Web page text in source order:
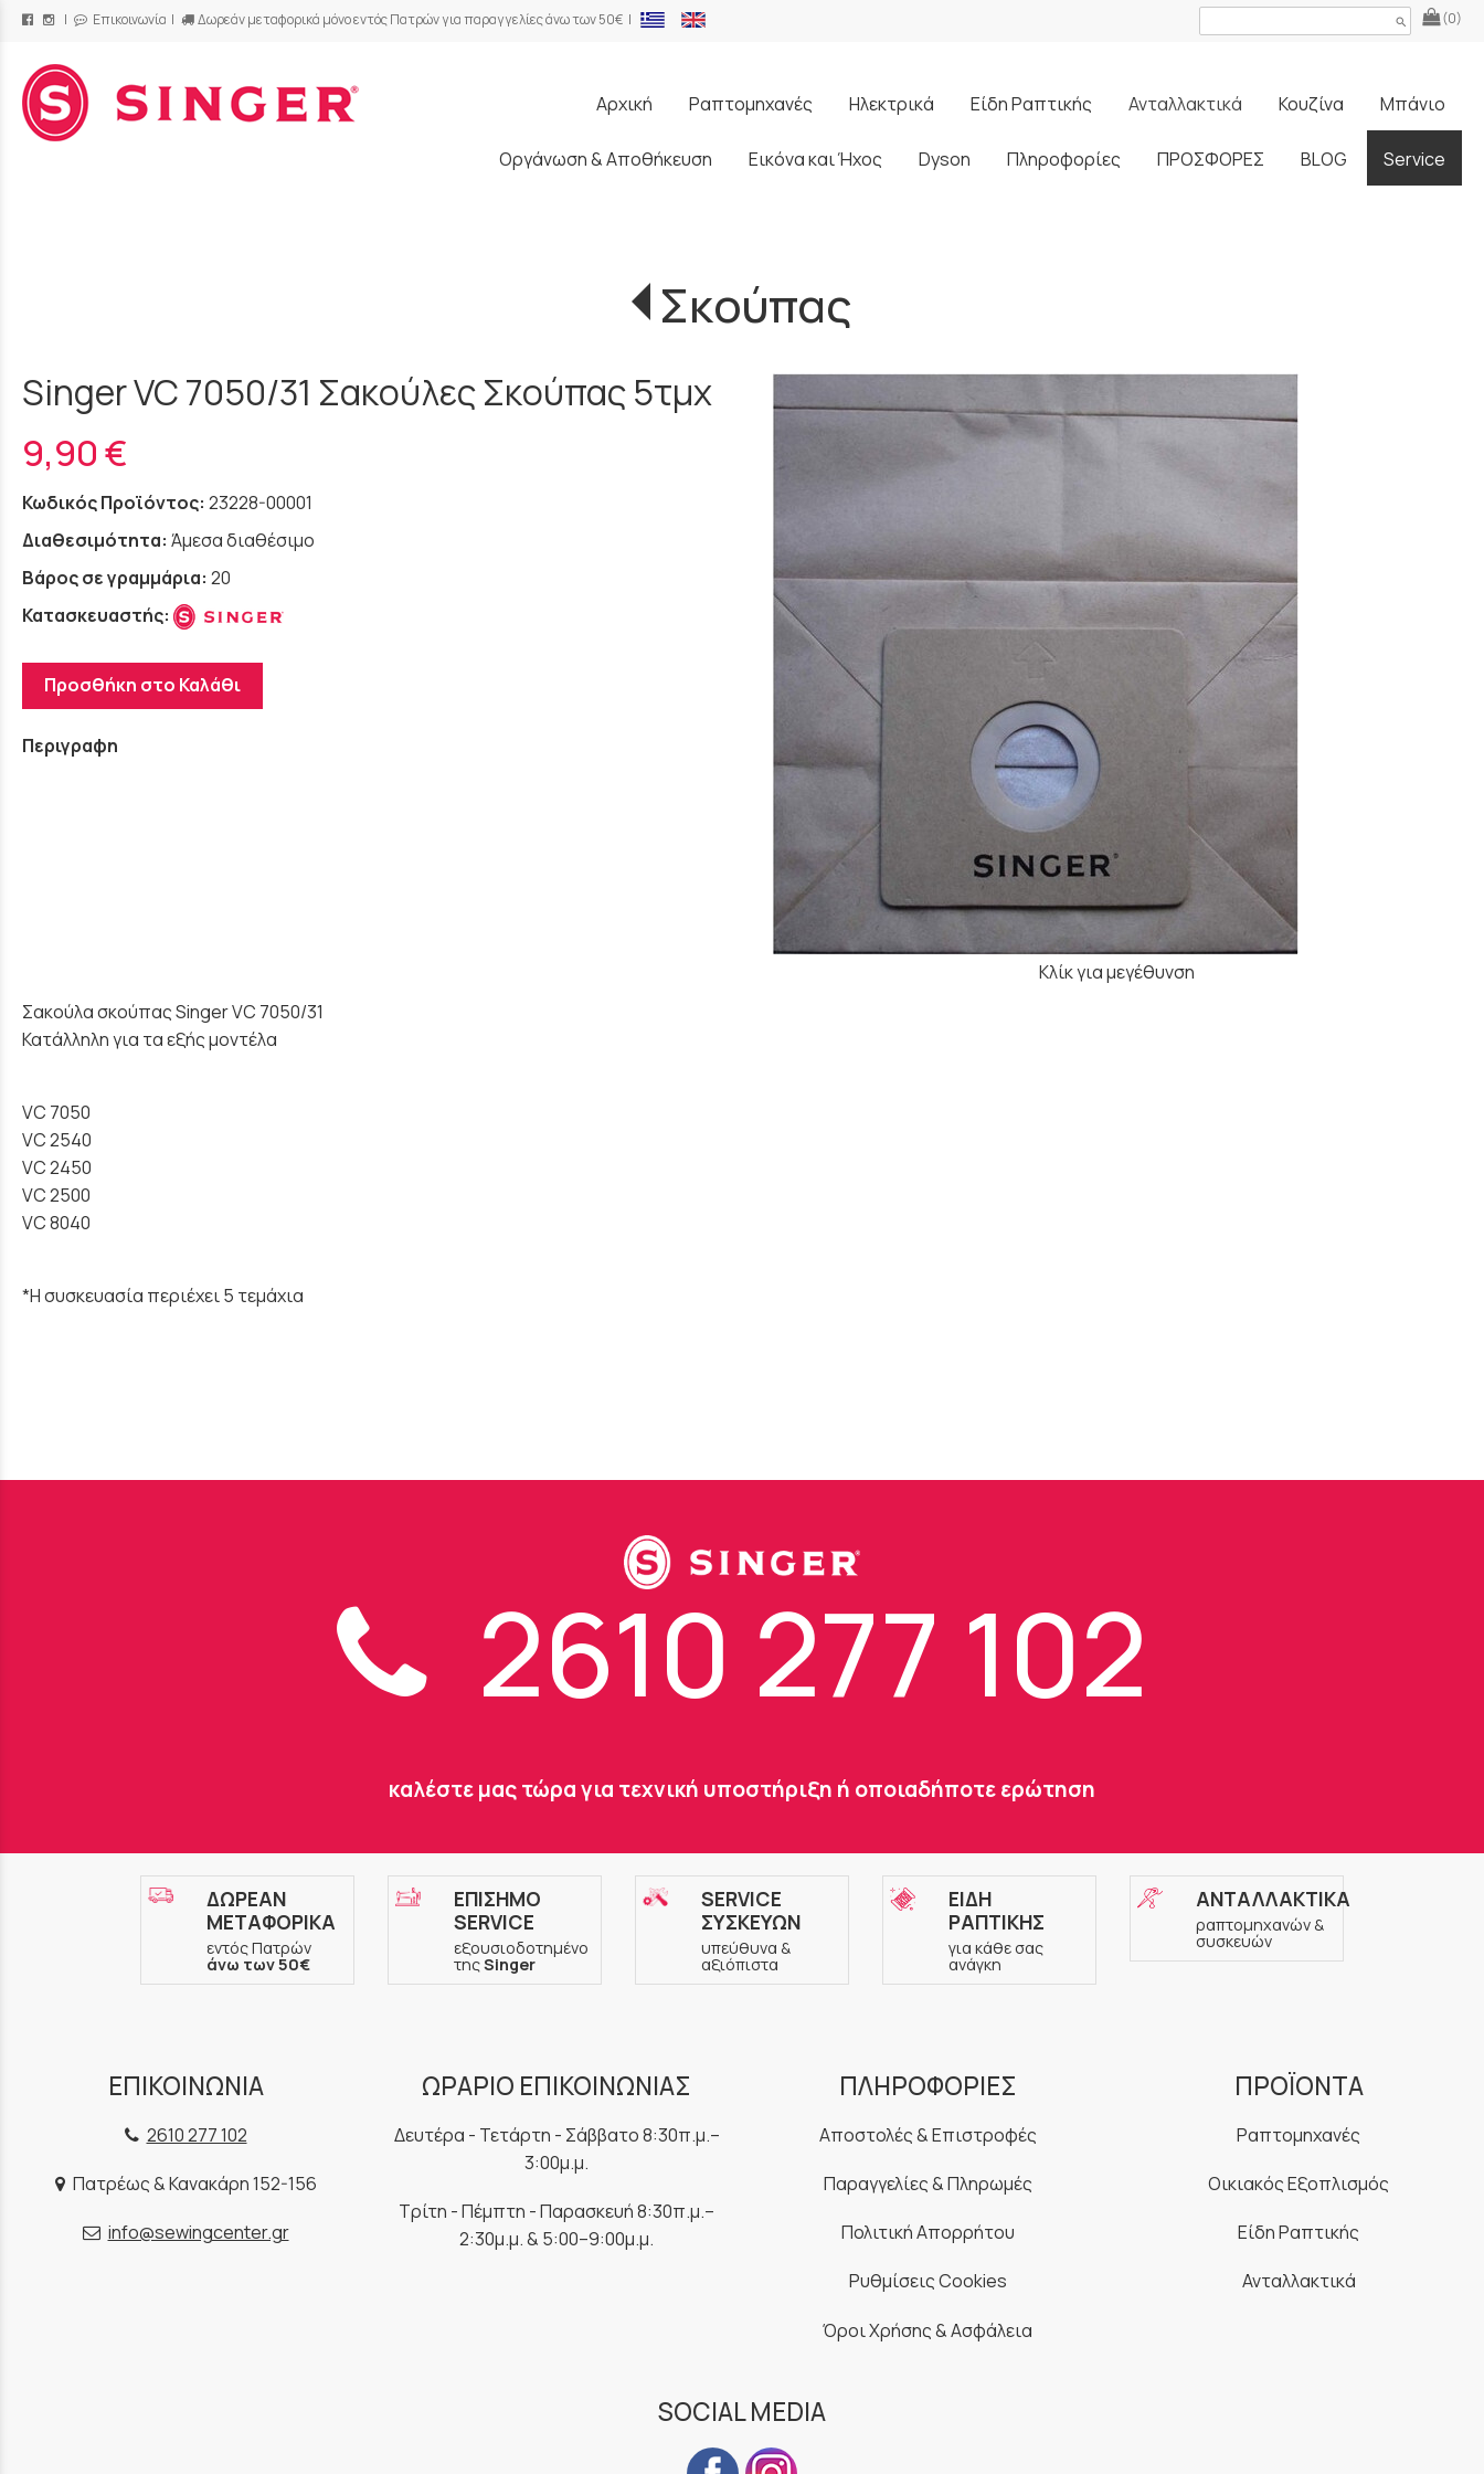
| Επικοινωνία | Δωρεάν μεταφορικά μόνο εντός Πατρών για παραγγελίες άνω των 50€ | (0)
search
Αρχική
Ραπτομηχανές Ηλεκτρικά Είδη Ραπτικής Ανταλλακτικά Κουζίνα Μπάνιο
Οργάνωση & Αποθήκευση Εικόνα και Ήχος Dyson Πληροφορίες ΠΡΟΣΦΟΡΕΣ BLOG Service
Σκούπας
Κλίκ για μεγέθυνση
Singer VC 7050/31 Σακούλες Σκούπας 5τμχ
9,90 €
Κωδικός Προϊόντος: 23228-00001
Διαθεσιμότητα: Άμεσα διαθέσιμο
Βάρος σε γραμμάρια: 20
Κατασκευαστής:
Προσθήκη στο Καλάθι
Περιγραφη
Σακούλα σκούπας Singer VC 7050/31
Κατάλληλη για τα εξής μοντέλα
VC 7050
VC 2540
VC 2450
VC 2500
VC 8040
*Η συσκευασία περιέχει 5 τεμάχια
2610 277 102
καλέστε μας τώρα για τεχνική υποστήριξη ή οποιαδήποτε ερώτηση
ΔΩΡΕΑΝ
ΜΕΤΑΦΟΡΙΚΑ
εντός Πατρών
άνω των 50€
ΕΠΙΣΗΜΟ
SERVICE
εξουσιοδοτημένο
τηςSinger
SERVICE
ΣΥΣΚΕΥΩΝ
υπεύθυνα &
αξιόπιστα
ΕΙΔΗ
ΡΑΠΤΙΚΗΣ
για κάθε σας
ανάγκη
ΑΝΤΑΛΛΑΚΤΙΚΑ
ραπτομηχανών &
συσκευών
ΕΠΙΚΟΙΝΩΝΙΑ
2610 277 102
Πατρέως & Κανακάρη 152-156
info@sewingcenter.gr
ΩΡΑΡΙΟ ΕΠΙΚΟΙΝΩΝΙΑΣ
Δευτέρα - Τετάρτη - Σάββατο 8:30π.μ.–
3:00μ.μ.
Τρίτη - Πέμπτη - Παρασκευή 8:30π.μ.–
2:30μ.μ. & 5:00–9:00μ.μ.
ΠΛΗΡΟΦΟΡΙΕΣ
Αποστολές & Επιστροφές
Παραγγελίες & Πληρωμές
Πολιτική Απορρήτου
Ρυθμίσεις Cookies
Όροι Χρήσης & Ασφάλεια
ΠΡΟΪΟΝΤΑ
Ραπτομηχανές
Οικιακός Εξοπλισμός
Είδη Ραπτικής
Ανταλλακτικά
SOCIAL MEDIA